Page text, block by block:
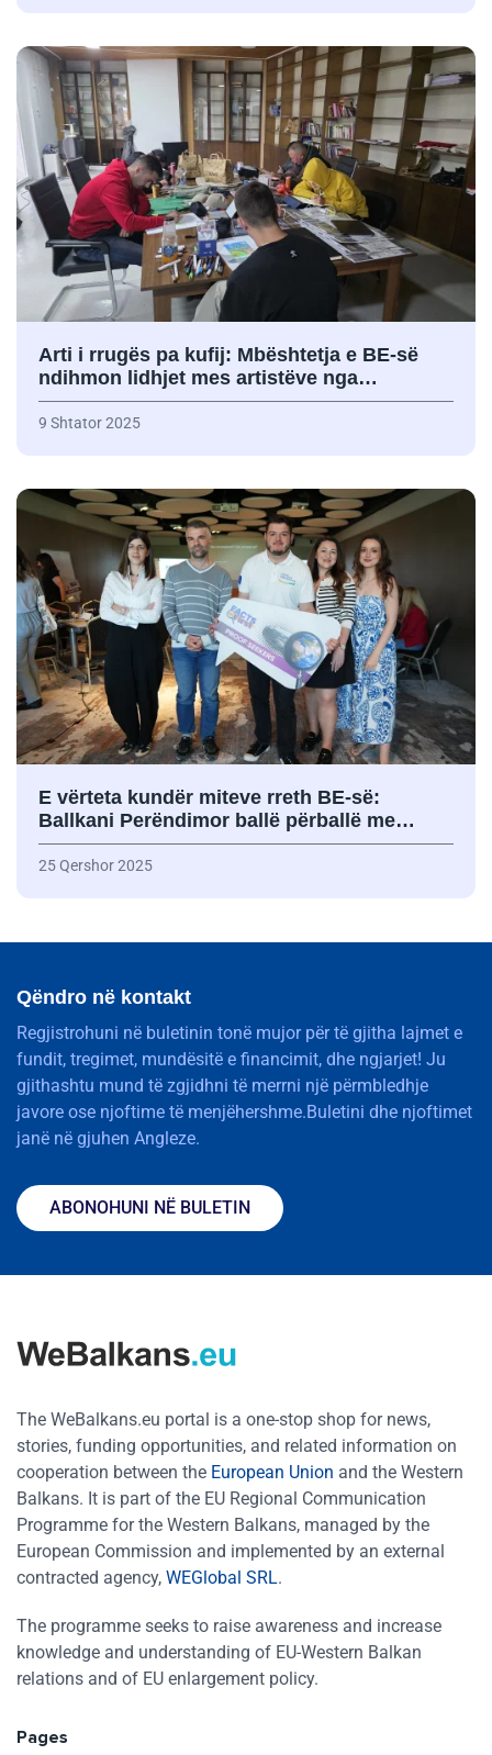
Arti i rrugës pa kufij: Mbështetja e BE-së
ndihmon lidhjet mes artistëve nga…
9 Shtator 2025
E vërteta kundër miteve rreth BE-së:
Ballkani Perëndimor ballë përballë me…
25 Qershor 2025
Qëndro në kontakt
Regjistrohuni në buletinin tonë mujor për të gjitha lajmet e
fundit, tregimet, mundësitë e financimit, dhe ngjarjet! Ju
gjithashtu mund të zgjidhni të merrni një përmbledhje
javore ose njoftime të menjëhershme.Buletini dhe njoftimet
janë në gjuhen Angleze.
ABONOHUNI NË BULETIN
The WeBalkans.eu portal is a one-stop shop for news,
stories, funding opportunities, and related information on
cooperation between the European Union and the Western
Balkans. It is part of the EU Regional Communication
Programme for the Western Balkans, managed by the
European Commission and implemented by an external
contracted agency, WEGlobal SRL.
The programme seeks to raise awareness and increase
knowledge and understanding of EU-Western Balkan
relations and of EU enlargement policy.
Pages